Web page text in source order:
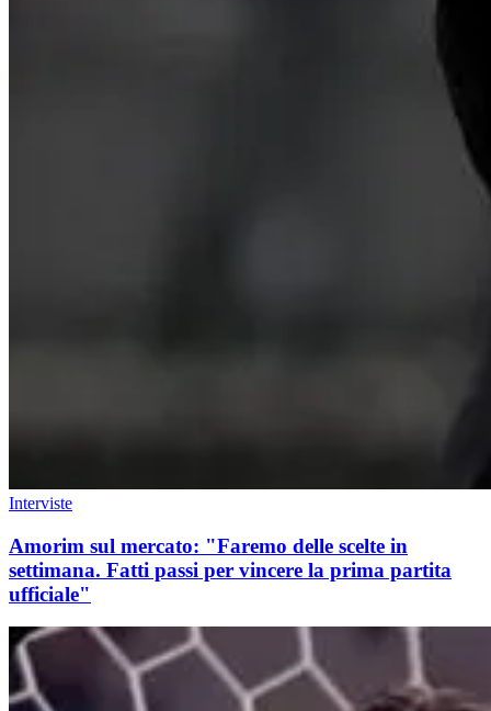
Interviste
Amorim sul mercato: "Faremo delle scelte in
settimana. Fatti passi per vincere la prima partita
ufficiale"